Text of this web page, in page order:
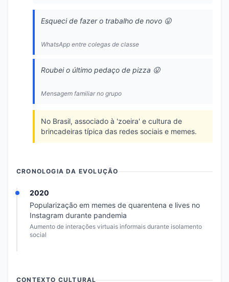
Esqueci de fazer o trabalho de novo 😛
WhatsApp entre colegas de classe
Roubei o último pedaço de pizza 😛
Mensagem familiar no grupo
No Brasil, associado à 'zoeira' e cultura de
brincadeiras típica das redes sociais e memes.
CRONOLOGIA DA EVOLUÇÃO
2020
Popularização em memes de quarentena e lives no
Instagram durante pandemia
Aumento de interações virtuais informais durante isolamento
social
CONTEXTO CULTURAL